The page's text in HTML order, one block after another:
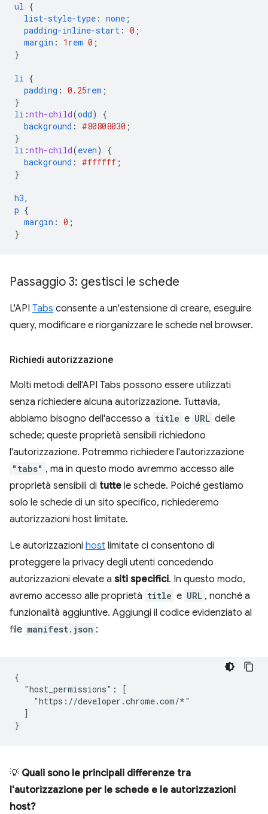
ul {
list-style-type : none ;
padding-inline-start : 0 ;
margin : 1 rem 0 ;
}
li {
padding : 0.25rem ;
}
li :nth-child(odd)
{
background : #80808030 ;
}
li :nth-child(even)
{
background : #ffffff ;
}
h3,
p {
margin : 0 ;
}
Passaggio 3: gestisci le schede
L'API Tabs consente a un'estensione di creare, eseguire
query, modificare e riorganizzare le schede nel browser.
Richiedi autorizzazione
Molti metodi dell'API Tabs possono essere utilizzati
senza richiedere alcuna autorizzazione. Tuttavia,
abbiamo bisogno dell'accesso a title e URL delle
schede; queste proprietà sensibili richiedono
l'autorizzazione. Potremmo richiedere l'autorizzazione
"tabs" , ma in questo modo avremmo accesso alle
proprietà sensibili di tutte le schede. Poiché gestiamo
solo le schede di un sito specifico, richiederemo
autorizzazioni host limitate.
Le autorizzazioni host limitate ci consentono di
proteggere la privacy degli utenti concedendo
autorizzazioni elevate a siti specifici. In questo modo,
avremo accesso alle proprietà title e URL , nonché a
funzionalità aggiuntive. Aggiungi il codice evidenziato al
file manifest.json :
{
  "host_permissions": [
    "https://developer.chrome.com/*"
  ]
💡 Quali sono le principali differenze tra
l'autorizzazione per le schede e le autorizzazioni
host?